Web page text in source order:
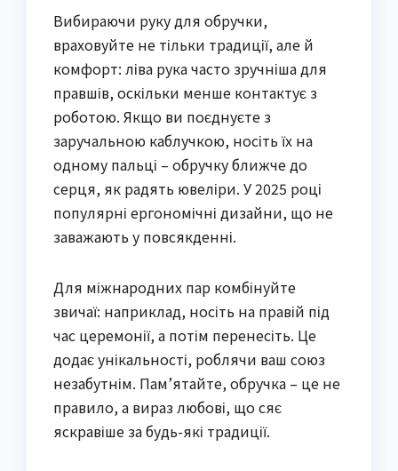
Вибираючи руку для обручки,
враховуйте не тільки традиції, але й
комфорт: ліва рука часто зручніша для
правшів, оскільки менше контактує з
роботою. Якщо ви поєднуєте з
заручальною каблучкою, носіть їх на
одному пальці – обручку ближче до
серця, як радять ювеліри. У 2025 році
популярні ергономічні дизайни, що не
заважають у повсякденні.
Для міжнародних пар комбінуйте
звичаї: наприклад, носіть на правій під
час церемонії, а потім перенесіть. Це
додає унікальності, роблячи ваш союз
незабутнім. Пам’ятайте, обручка – це не
правило, а вираз любові, що сяє
яскравіше за будь-які традиції.